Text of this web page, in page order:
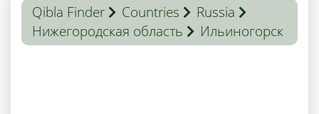
Qibla Finder Countries
Russia
Нижегородская область
Ильиногорск